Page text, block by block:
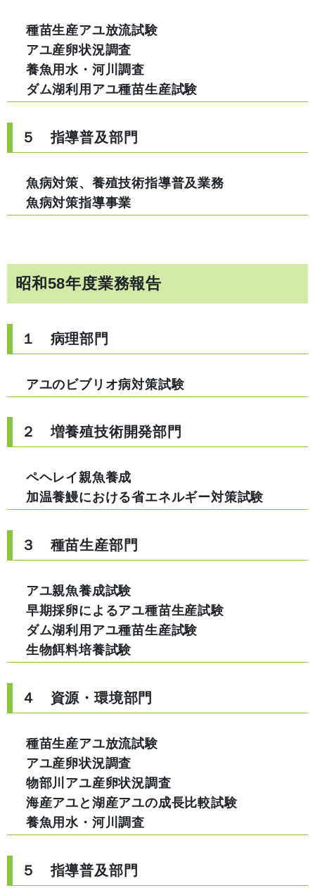
種苗生産アユ放流試験
アユ産卵状況調査
養魚用水・河川調査
ダム湖利用アユ種苗生産試験
５ 指導普及部門
魚病対策、養殖技術指導普及業務
魚病対策指導事業
昭和58年度業務報告
１ 病理部門
アユのビブリオ病対策試験
２ 増養殖技術開発部門
ペヘレイ親魚養成
加温養鰻における省エネルギー対策試験
３ 種苗生産部門
アユ親魚養成試験
早期採卵によるアユ種苗生産試験
ダム湖利用アユ種苗生産試験
生物餌料培養試験
４ 資源・環境部門
種苗生産アユ放流試験
アユ産卵状況調査
物部川アユ産卵状況調査
海産アユと湖産アユの成長比較試験
養魚用水・河川調査
５ 指導普及部門